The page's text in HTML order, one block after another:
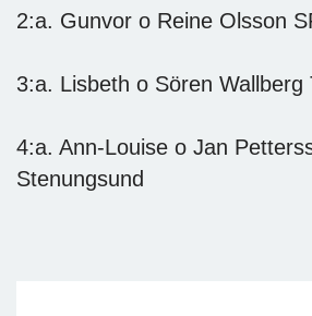
2:a. Gunvor o Reine Olsson
3:a. Lisbeth o Sören Wallberg
4:a. Ann-Louise o Jan
Stenungsund